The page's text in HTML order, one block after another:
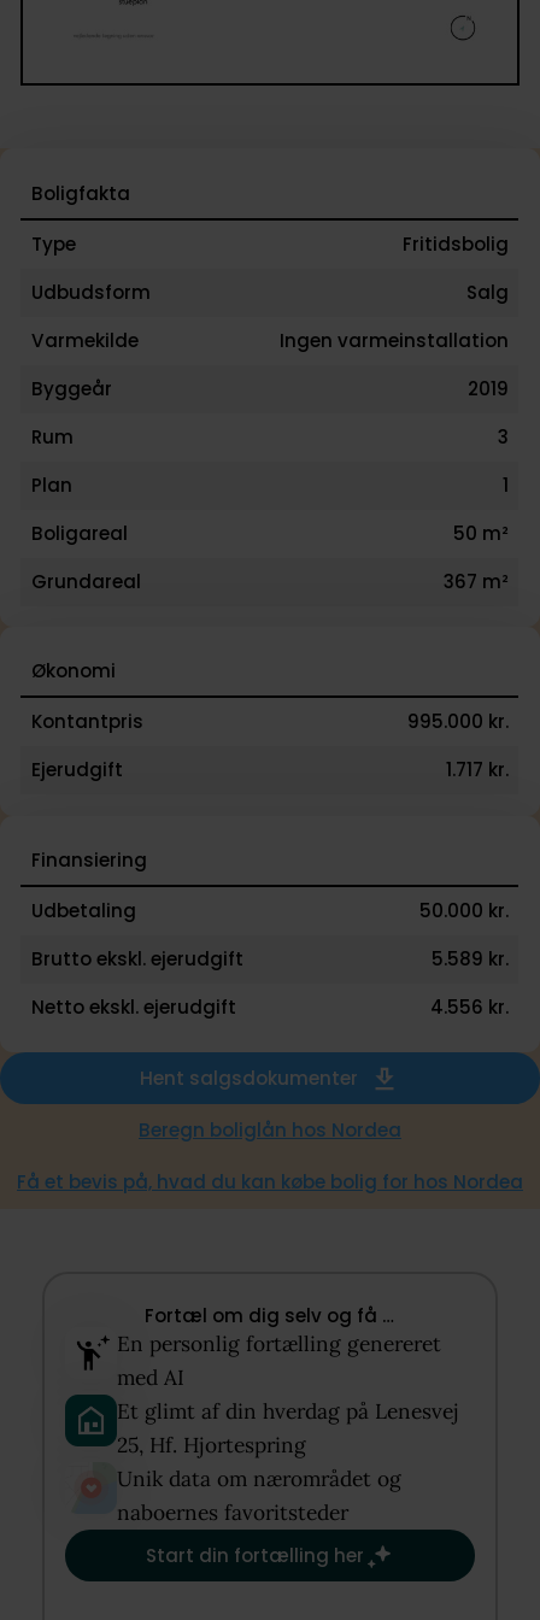
Velkommen til et fritidshus, hvor afslapning, natur
Boligfakta
Type
Fritidsbolig
Udbudsform
Salg
Varmekilde
Ingen varmeinstallation
Byggeår
2019
Rum
3
Plan
1
Boligareal
50 m²
Grundareal
367 m²
Økonomi
Kontantpris
995.000 kr.
Ejerudgift
1.717 kr.
Finansiering
Udbetaling
50.000 kr.
Brutto ekskl. ejerudgift
5.589 kr.
Netto ekskl. ejerudgift
4.556 kr.
Hent salgsdokumenter
Beregn boliglån hos Nordea
Få et bevis på, hvad du kan købe bolig for hos Nordea
Fortæl om dig selv og få …​
En personlig fortælling genereret
med AI​
Et glimt af din hverdag på Lenesvej
25, Hf. Hjortespring​
Unik data om nærområdet og
naboernes favoritsteder​
Start din fortælling her